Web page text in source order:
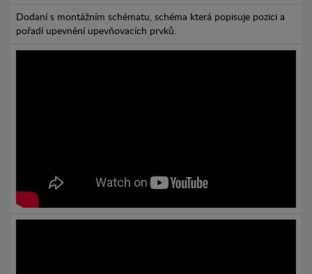
Dodaní s montážním schématu, schéma která popisuje pozici a
pořadí upevnění upevňovacích prvků.